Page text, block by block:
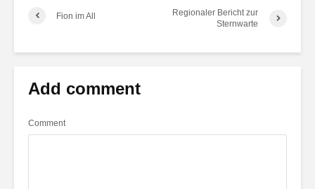
Fion im All
Regionaler Bericht zur
Sternwarte
Add comment
Comment